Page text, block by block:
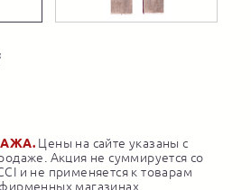
Цены на сайте указаны с
Акция не суммируется со
и не применяется к товарам
магазинах